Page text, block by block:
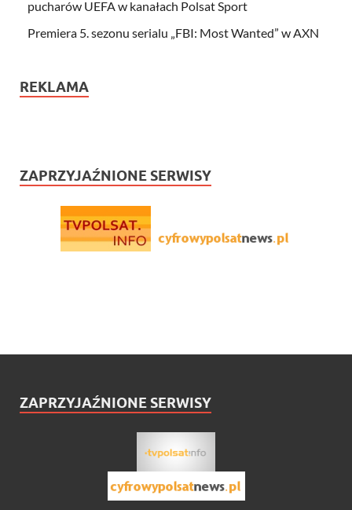
pucharów UEFA w kanałach Polsat Sport
Premiera 5. sezonu serialu „FBI: Most Wanted” w AXN
REKLAMA
ZAPRZYJAŹNIONE SERWISY
ZAPRZYJAŹNIONE SERWISY